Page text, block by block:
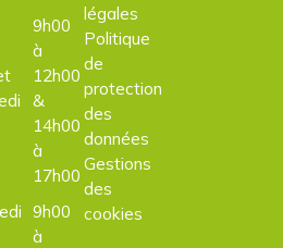
9h00
à
12h00
&
14h00
à
17h00
9h00
à
légales
Politique
de
protection
des
données
Gestions
des
cookies